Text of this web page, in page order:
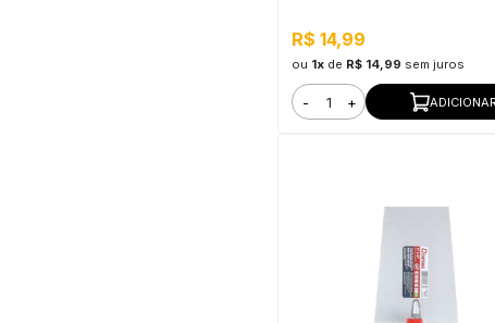
R$ 14,99
ou 1x de R$ 14,99 sem juros
- + ADICIONAR